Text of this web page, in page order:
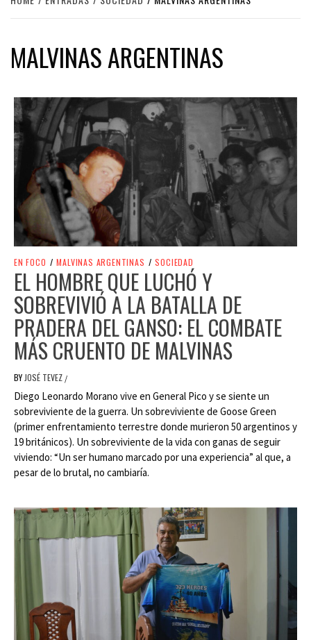
MALVINAS ARGENTINAS
EN FOCO / MALVINAS ARGENTINAS / SOCIEDAD
EL HOMBRE QUE LUCHÓ Y
SOBREVIVIÓ A LA BATALLA DE
PRADERA DEL GANSO: EL COMBATE
MÁS CRUENTO DE MALVINAS
BYJOSÉ TEVEZ /
Diego Leonardo Morano vive en General Pico y se siente un
sobreviviente de la guerra. Un sobreviviente de Goose Green
(primer enfrentamiento terrestre donde murieron 50 argentinos y
19 británicos). Un sobreviviente de la vida con ganas de seguir
viviendo: “Un ser humano marcado por una experiencia” al que, a
pesar de lo brutal, no cambiaría.